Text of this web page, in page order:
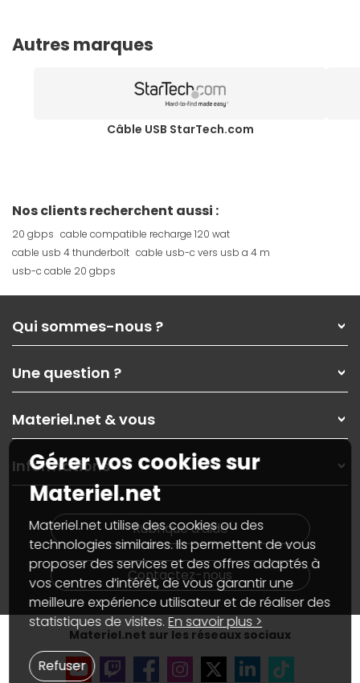
Autres marques
Câble USB StarTech.com
Nos clients recherchent aussi :
20 gbps cable compatible recharge 120 wat
cable usb 4 thunderbolt cable usb-c vers usb a 4 m
usb-c cable 20 gbps
Qui sommes-nous ?
Nos services
Les magasins Materiel.net
Nos solutions pour les pros
Contactez-nous
Une question ?
Paiement, livraison
Garanties,Pack Zen
SAV, demander un retour
Informations
Guides d'achats et tutoriels
Materiel.net & vous
On répare votre PC portable
On rachète votre carte graphique
PC sur mesure : Votre RDV personnalisé
Notre démarche écologique
Materiel.net recrute
Notre programme d'affiliation
Partenariat & Sponsoring
Informations
Plan du site
Nos marques
Conditions générales de vente
Marketplace
Informations légales
Données personnellesetcookies
Gérer vos cookies
Accessibilité : non conforme
Rubrique d'aide
Contactez-nous
Materiel.net sur les réseaux sociaux
Gérer vos cookies sur
Materiel.net
Materiel.net utilise des cookies ou des
technologies similaires. Ils permettent de vous
proposer des services et des offres adaptés à
vos centres d’intérêt, de vous garantir une
meilleure expérience utilisateur et de réaliser des
statistiques de visites.En savoir plus >
Refuser